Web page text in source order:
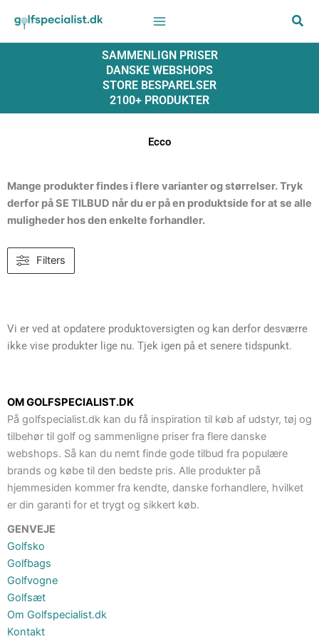
indholdet
SAMMENLIGN PRISER
DANSKE WEBSHOPS
STORE BESPARELSER
2100+ PRODUKTER
Ecco
Mange produkter findes i flere varianter og størrelser. Tryk
derfor på SE TILBUD når du er på en produktside for at se alle
muligheder hos den enkelte forhandler.
Filters
Vi er ved at opdatere produktoversigten og kan derfor desværre
ikke vise produkter lige nu. Tjek igen på et senere tidspunkt.
OM GOLFSPECIALIST.DK
På golfspecialist.dk kan du få inspiration til køb af udstyr, tøj og
tilbehør til golf og sammenligne priser fra flere danske
webshops. Så kan du nemt finde gode tilbud fra populære
brands og købe til den bedste pris. Alle produkter på
hjemmesiden kommer fra kendte, danske forhandlere, hvilket
er din garanti for et trygt og sikkert køb.
GENVEJE
Golfsko
Golfbags
Golfvogne
Golfsæt
Om Golfspecialist.dk
Kontakt